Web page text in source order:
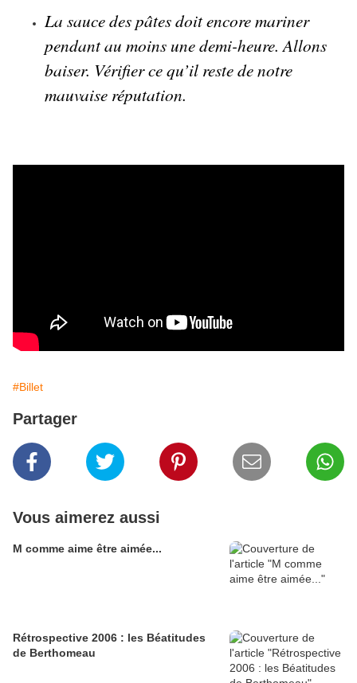
La sauce des pâtes doit encore mariner
pendant au moins une demi-heure. Allons
baiser. Vérifier ce qu’il reste de notre
mauvaise réputation.
#Billet
Partager
Vous aimerez aussi
M comme aime être aimée...
Rétrospective 2006 : les Béatitudes
de Berthomeau